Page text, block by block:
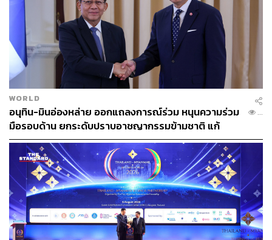
WORLD
อนุทิน-มินอ่องหล่าย ออกแถลงการณ์ร่วม หนุนความร่วม
มือรอบด้าน ยกระดับปราบอาชญากรรมข้ามชาติ แก้
ปัญหาหมอกควัน-มลพิษทางน้ำ
...